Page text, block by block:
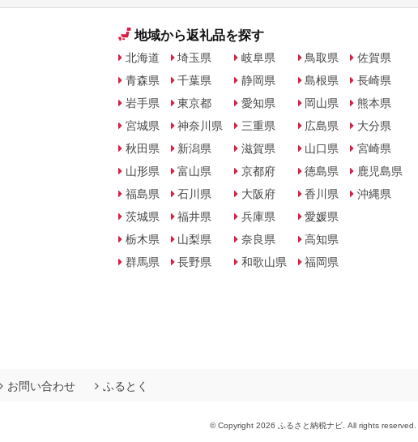
地域から返礼品を探す
北海道
青森県
岩手県
宮城県
秋田県
山形県
福島県
茨城県
栃木県
群馬県
埼玉県
千葉県
東京都
神奈川県
新潟県
富山県
石川県
福井県
山梨県
長野県
岐阜県
静岡県
愛知県
三重県
滋賀県
京都府
大阪府
兵庫県
奈良県
和歌山県
鳥取県
島根県
岡山県
広島県
山口県
徳島県
香川県
愛媛県
高知県
福岡県
佐賀県
長崎県
熊本県
大分県
宮崎県
鹿児島県
沖縄県
お問い合わせ ふるとく
© Copyright 2026 ふるさと納税ナビ. All rights reserved.